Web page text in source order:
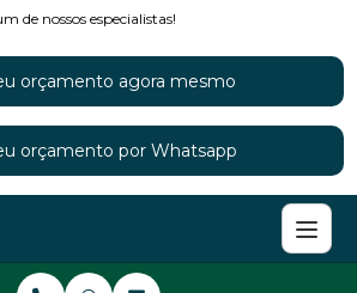
de nossos especialistas!
orçamento agora mesmo
orçamento por Whatsapp